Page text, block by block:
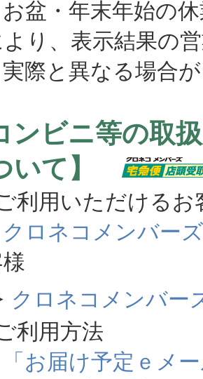
盆・年末年始の
より、表示結果の
と異なる場合が
ンビニ等の取
いて】
利用いただけるお
クロネコメンバーズ
クロネコメンバー
利用方法
「お届け予定ｅメ